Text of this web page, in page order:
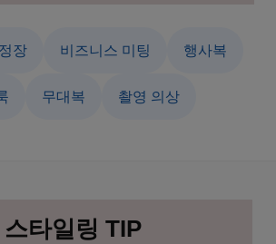
장 비즈니스 미팅 행사복
무대복 촬영 의상
스타일링 TIP